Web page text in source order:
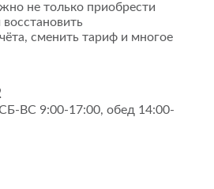
не только приобрести
сменить тариф и многое
ВС 9:00-17:00, обед 14:00-